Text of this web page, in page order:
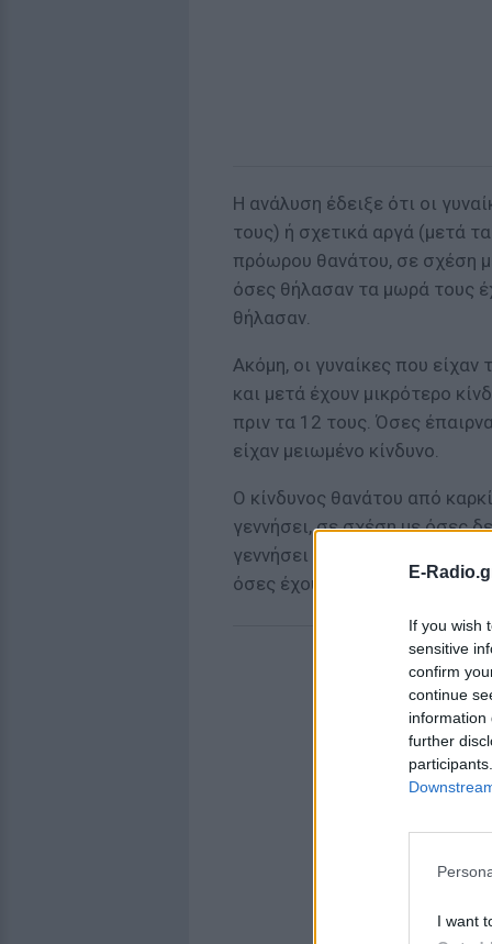
E-
If you wish
sensitive
confirm
continue
information
further
I want
Η ανάλυση έδειξε ότι οι
τους) ή σχετικά αργά (μετά
πρόωρου θανάτου, σε σχέση
όσες θήλασαν τα μωρά τους
θήλασαν.
Ακόμη, οι γυναίκες που
και μετά έχουν μικρότερο
πριν τα 12 τους. Όσες
είχαν μειωμένο κίνδυνο.
Ο κίνδυνος θανάτου από
γεννήσει, σε σχέση με όσες
γεννήσει δύο ή
όσες έχουν γεννήσει μόνο μια